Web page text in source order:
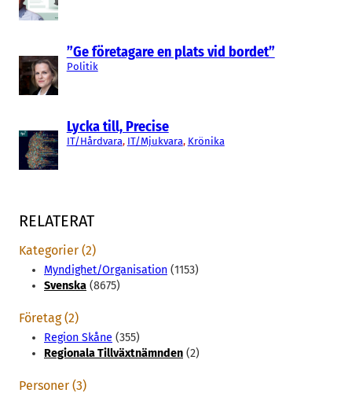
”Ge företagare en plats vid bordet”
Politik
Lycka till, Precise
IT/Hårdvara, IT/Mjukvara, Krönika
RELATERAT
Kategorier (2)
Myndighet/Organisation (1153)
Svenska (8675)
Företag (2)
Region Skåne (355)
Regionala Tillväxtnämnden (2)
Personer (3)